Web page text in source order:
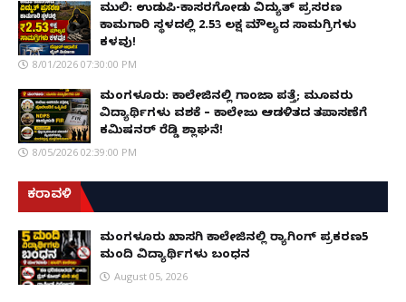
ಮುಲ್ಕಿ: ಉಡುಪಿ-ಕಾಸರಗೋಡು ವಿದ್ಯುತ್ ಪ್ರಸರಣ
ಕಾಮಗಾರಿ ಸ್ಥಳದಲ್ಲಿ ₹2.53 ಲಕ್ಷ ಮೌಲ್ಯದ ಸಾಮಗ್ರಿಗಳು
ಕಳವು!
8/01/2026 07:30:00 PM
ಮಂಗಳೂರು: ಕಾಲೇಜಿನಲ್ಲಿ ಗಾಂಜಾ ಪತ್ತೆ; ಮೂವರು
ವಿದ್ಯಾರ್ಥಿಗಳು ವಶಕ್ಕೆ – ಕಾಲೇಜು ಆಡಳಿತದ ತಪಾಸಣೆಗೆ
ಕಮಿಷನರ್ ರೆಡ್ಡಿ ಶ್ಲಾಘನೆ!
8/05/2026 02:39:00 PM
ಕರಾವಳಿ
ಮಂಗಳೂರು ಖಾಸಗಿ ಕಾಲೇಜಿನಲ್ಲಿ ರ‌್ಯಾಗಿಂಗ್ ಪ್ರಕರಣ5
ಮಂದಿ ವಿದ್ಯಾರ್ಥಿಗಳು ಬಂಧನ
August 05, 2026